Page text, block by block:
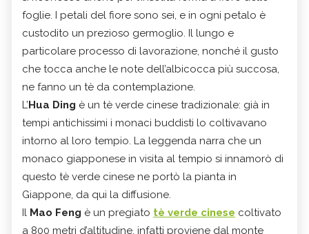
foglie. I petali del fiore sono sei, e in ogni petalo è
custodito un prezioso germoglio. Il lungo e
particolare processo di lavorazione, nonché il gusto
che tocca anche le note dell’albicocca più succosa,
ne fanno un tè da contemplazione.
L’Hua Ding è un tè verde cinese tradizionale: già in
tempi antichissimi i monaci buddisti lo coltivavano
intorno al loro tempio. La leggenda narra che un
monaco giapponese in visita al tempio si innamorò di
questo tè verde cinese ne portò la pianta in
Giappone, da qui la diffusione.
Il Mao Feng è un pregiato tè verde cinese coltivato
a 800 metri d’altitudine, infatti proviene dal monte